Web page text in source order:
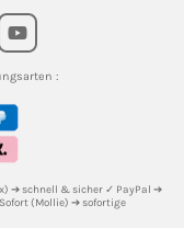
Y
o
u
u
b
:
➔ schnell & sicher ✓ PayPal ➔
(Mollie) ➔ sofortige